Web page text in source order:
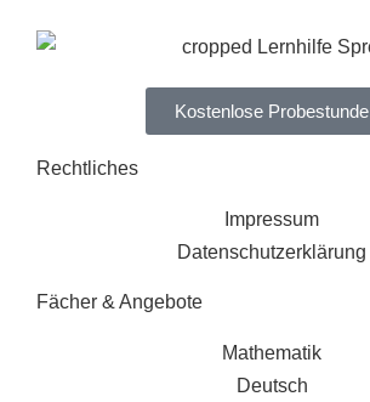
Kostenlose Probestunde
Rechtliches
Impressum
Datenschutzerklärung
Fächer & Angebote
Mathematik
Deutsch